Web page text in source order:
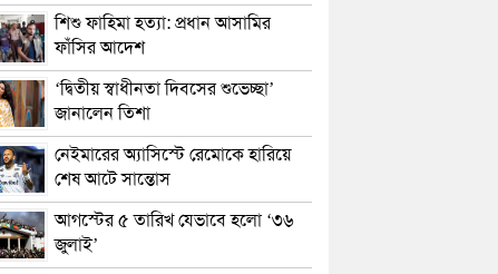
শিশু ফাহিমা হত্যা: প্রধান আসামির
ফাঁসির আদেশ
‘দ্বিতীয় স্বাধীনতা দিবসের শুভেচ্ছা’
জানালেন তিশা
নেইমারের অ্যাসিস্টে রেমোকে হারিয়ে
শেষ আটে সান্তোস
আগস্টের ৫ তারিখ যেভাবে হলো ‘৩৬
জুলাই’